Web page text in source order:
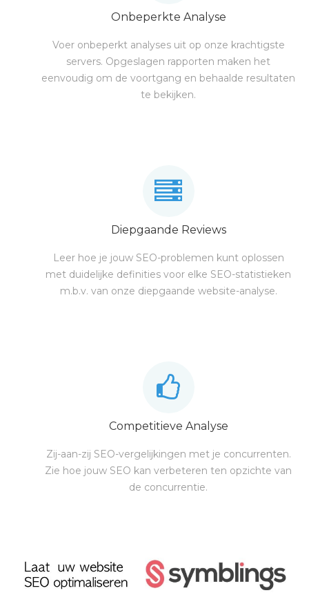
Onbeperkte Analyse
Voer onbeperkt analyses uit op onze krachtigste
servers. Opgeslagen rapporten maken het
eenvoudig om de voortgang en behaalde resultaten
te bekijken.
Diepgaande Reviews
Leer hoe je jouw SEO-problemen kunt oplossen
met duidelijke definities voor elke SEO-statistieken
m.b.v. van onze diepgaande website-analyse.
Competitieve Analyse
Zij-aan-zij SEO-vergelijkingen met je concurrenten.
Zie hoe jouw SEO kan verbeteren ten opzichte van
de concurrentie.